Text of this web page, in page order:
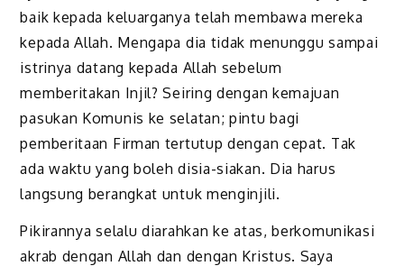
baik kepada keluarganya telah membawa mereka
kepada Allah. Mengapa dia tidak menunggu sampai
istrinya datang kepada Allah sebelum
memberitakan Injil? Seiring dengan kemajuan
pasukan Komunis ke selatan; pintu bagi
pemberitaan Firman tertutup dengan cepat. Tak
ada waktu yang boleh disia-siakan. Dia harus
langsung berangkat untuk menginjili.
Pikirannya selalu diarahkan ke atas, berkomunikasi
akrab dengan Allah dan dengan Kristus. Saya